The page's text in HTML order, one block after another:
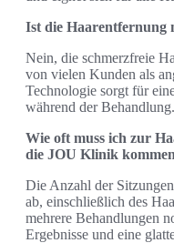
Ist die Haarentfernung
Nein, die schmerzfreie
von vielen Kunden als
Technologie sorgt für
während der Behandlung.
Wie oft muss ich zur
die JOU Klinik
Die Anzahl der
ab, einschließlich des
mehrere Behandlungen
Ergebnisse und eine